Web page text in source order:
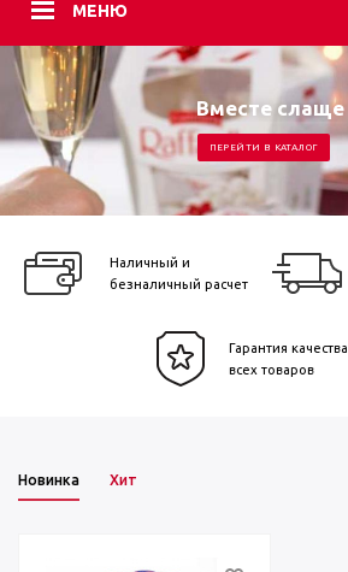
МЕНЮ
Вместе слаще
ПЕРЕЙТИ В КАТАЛОГ
Наличный и
безналичный расчет
Гарантия качества
всех товаров
Новинка Хит